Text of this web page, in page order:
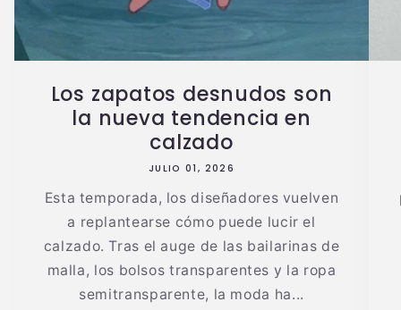
Los zapatos desnudos son
la nueva tendencia en
calzado
JULIO 01, 2026
Esta temporada, los diseñadores vuelven
a replantearse cómo puede lucir el
calzado. Tras el auge de las bailarinas de
malla, los bolsos transparentes y la ropa
semitransparente, la moda ha...